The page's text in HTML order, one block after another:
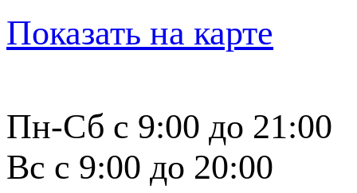
Показать на карте
Пн-Сб с 9:00 до 21:00
Вс с 9:00 до 20:00